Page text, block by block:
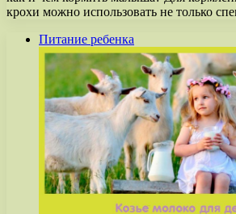
крохи можно использовать не только
Питание ребенка